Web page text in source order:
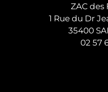
ZAC des
1 Rue du Dr
35400
02 57